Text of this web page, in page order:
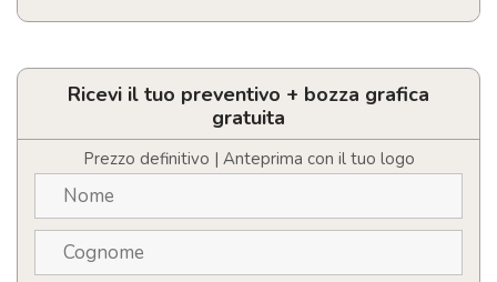
Parker
roller
Ricevi il tuo preventivo + bozza grafica
gratuita
Prezzo definitivo | Anteprima con il tuo logo